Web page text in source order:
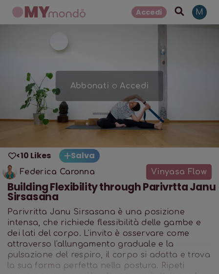
Accedi M
Abbonati oAccedi
<10 Likes Salva
Federica Caronna Vinyasa Flow
Building Flexibility through Parivrtta Janu
Sirsasana
Parivritta Janu Sirsasana è una posizione
intensa, che richiede flessibilità delle gambe e
dei lati del corpo. L'invito è osservare come
attraverso l'allungamento graduale e la
pulsazione del respiro, il corpo si adatta e trova
la sua forma perfetta nella postura. Ripeti